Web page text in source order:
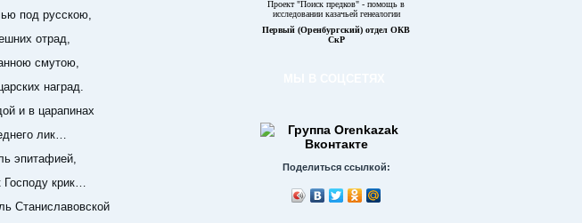
под русскою,
отрад,
смутою,
наград.
и в царапинах
лик…
эпитафией,
крик…
Станиславовской
Проект "Поиск предков" - помощь в
исследовании казачьей генеалогии
Первый (Оренбургский) отдел ОКВ
СкР
Поделиться ссылкой: